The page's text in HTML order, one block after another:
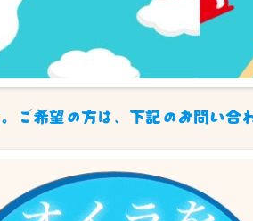
ご希望の方は、下記のお問い合